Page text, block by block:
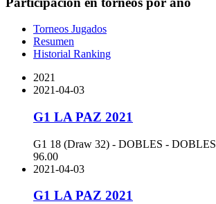
Torneos Jugados
Resumen
Historial Ranking
2021
2021-04-03
G1 LA PAZ 2021
G1 18 (Draw 32) - DOBLES - DOBLES
96.00
2021-04-03
G1 LA PAZ 2021